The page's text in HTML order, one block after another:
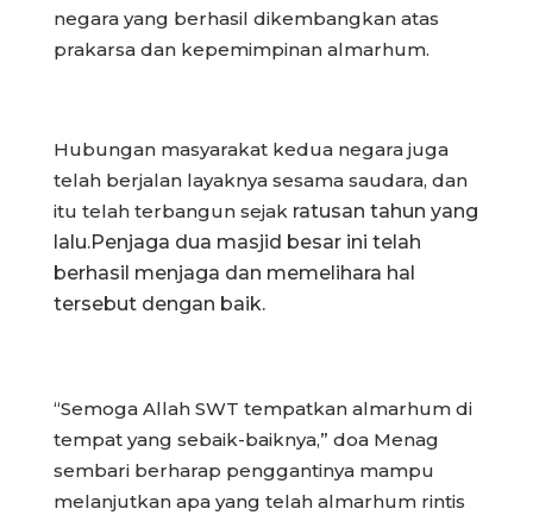
negara yang berhasil dikembangkan atas
prakarsa dan kepemimpinan almarhum.
Hubungan masyarakat kedua negara juga
telah berjalan layaknya sesama saudara, dan
itu telah terbangun sejak ratusan tahun yang
lalu.Penjaga dua masjid besar ini telah
berhasil menjaga dan memelihara hal
tersebut dengan baik.
“Semoga Allah SWT tempatkan almarhum di
tempat yang sebaik-baiknya,” doa Menag
sembari berharap penggantinya mampu
melanjutkan apa yang telah almarhum rintis